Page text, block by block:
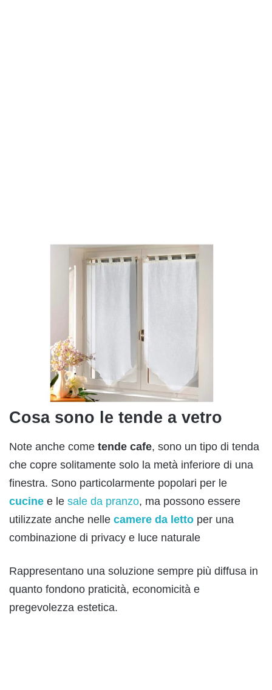
Cosa sono le tende a vetro
Note anche come tende cafe, sono un tipo di tenda
che copre solitamente solo la metà inferiore di una
finestra. Sono particolarmente popolari per le
cucine e le sale da pranzo, ma possono essere
utilizzate anche nelle camere da letto per una
combinazione di privacy e luce naturale
Rappresentano una soluzione sempre più diffusa in
quanto fondono praticità, economicità e
pregevolezza estetica.